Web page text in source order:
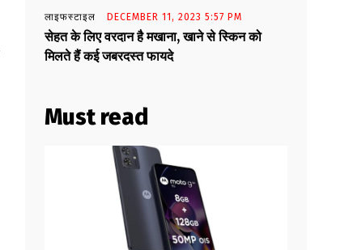
लाइफस्टाइल DECEMBER 11, 2023 5:57 PM
सेहत के लिए वरदान है मखाना, खाने से स्किन को
मिलते हैं कई जबरदस्त फायदे
Must read